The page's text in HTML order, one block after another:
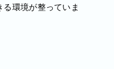
環境が整っていま